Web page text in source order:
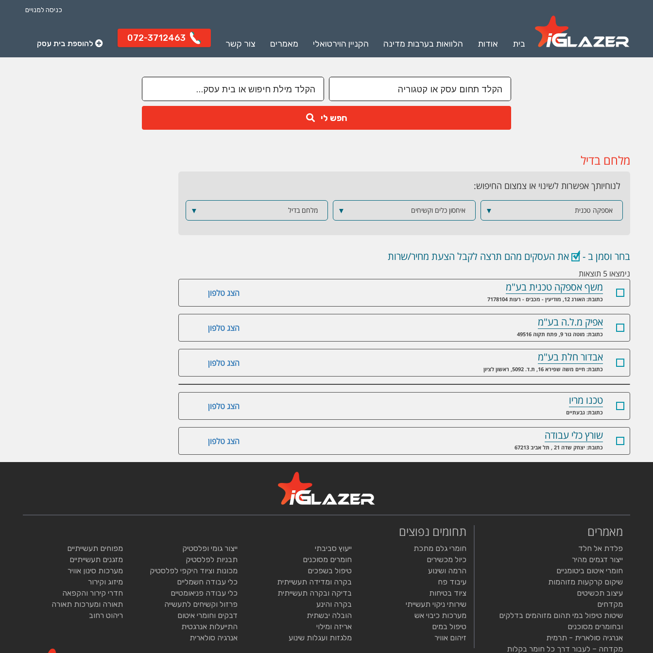
כניסה למנויים
בית אודות הלוואות בערבות מדינה הקניין הוירטואלי מאמרים צור קשר
072-3712463
להוספת בית עסק
חפש לי
מלחם בדיל
לנוחיותך אפשרות לשינוי או צמצום החיפוש:
אספקה טכנית ▼ איחסון כלים וקשיחים ▼ מלחם בדיל ▼
בחר וסמן ב - את העסקים מהם תרצה לקבל הצעת מחיר/שרות
נימצאו 5 תוצאות
הצג טלפון
משף אספקה טכנית בע"מ
כתובת: האורג 12, מודיעין - מכבים - רעות 7178104
הצג טלפון אפיק מ.ל.ה בע"מ
כתובת: מוטה גור 9, פתח תקוה 49516
הצג טלפון אבדור חלת בע"מ
כתובת: חיים משה שפירא 16, ת.ד. 5092, ראשון לציון
הצג טלפון טכנו מריו
כתובת: גבעתיים
הצג טלפון שורץ כלי עבודה
כתובת: יצחק שדה 21 , תל אביב 67213
מאמרים
פלדת אל חלד
ייצור דגמים מהיר
חומרי איטום ביטומניים
שיקום קרקעות מזוהמות
עיצוב תכשיטים
מקדחים
שיטות טיפול במי תהום מזוהמים בדלקים
ובחומרים מסוכנים
אנרגיה סולארית - תרמית
מקדחה – לעבור דרך כל חומר בקלות
תחומים נפוצים
חומרי גלם מתכת
כיול מכשירים
הרמה ושינוע
עיבוד פח
ציוד בטיחות
שירותי ניקוי תעשייתי
מערכות כיבוי אש
טיפול במים
זיהום אוויר
ייעוץ סביבתי
חומרים מסוכנים
טיפול בשפכים
בקרה ומדידה תעשייתית
בדיקה ובקרה תעשייתית
בקרה והינע
הובלה יבשתית
אריזה ומילוי
מלגזות ועגלות שינוע
ייצור גומי ופלסטיק
תבניות לפלסטיק
מכונות וציוד היקפי לפלסטיק
כלי עבודה חשמליים
כלי עבודה פניאומטיים
פרזול וקשיחים לתעשייה
דבקים וחומרי איטום
התייעלות אנרגטית
אנרגיה סולארית
מפוחים תעשייתיים
מזגנים תעשייתיים
מערכות סינון אוויר
מיזוג וקירור
חדרי קירור והקפאה
תאורה ומערכות תאורה
ריהוט רחוב